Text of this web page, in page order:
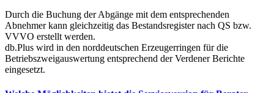
Durch die Buchung der Abgänge mit dem entsprechenden
Abnehmer kann gleichzeitig das Bestandsregister nach QS bzw.
VVVO erstellt werden.
db.Plus wird in den norddeutschen Erzeugerringen für die
Betriebszweigauswertung entsprechend der Verdener Berichte
eingesetzt.